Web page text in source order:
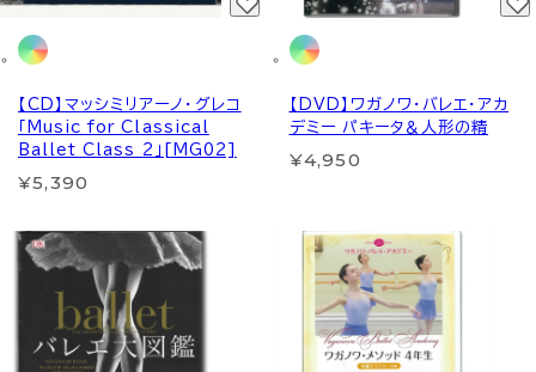
【CD】マッシミリアーノ・グレコ
「Music for Classical
Ballet Class 2」[MG02]
¥5,390
【DVD】ワガノワ・バレエ・アカ
デミー パキータ＆人形の精
¥4,950